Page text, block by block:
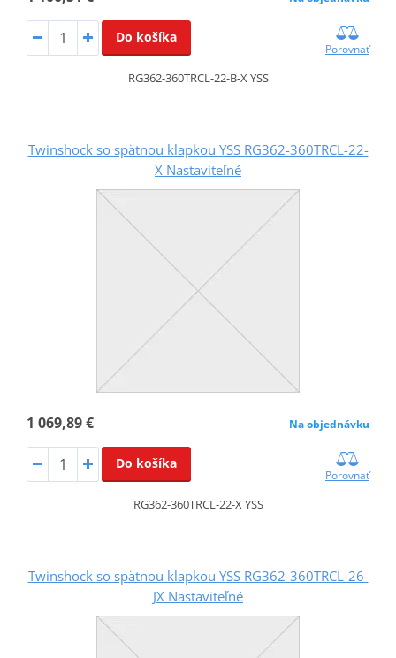
Do košíka
Porovnať
RG362-360TRCL-22-B-X YSS
Twinshock so spätnou klapkou YSS RG362-360TRCL-22-
X Nastaviteľné
1 069,89 € Na objednávku
Do košíka
Porovnať
RG362-360TRCL-22-X YSS
Twinshock so spätnou klapkou YSS RG362-360TRCL-26-
JX Nastaviteľné